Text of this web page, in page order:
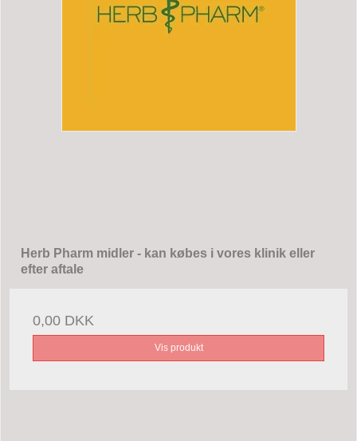
Herb Pharm midler - kan købes i vores klinik eller
efter aftale
0,00 DKK
Vis produkt